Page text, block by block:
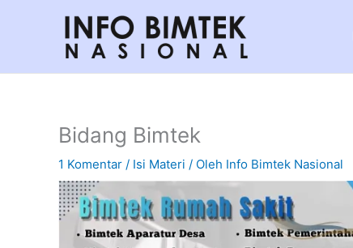
Bidang Bimtek
1 Komentar / Isi Materi / Oleh Info Bimtek Nasional